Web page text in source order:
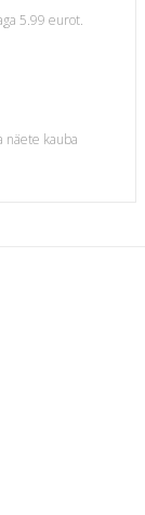
5.99 eurot.
näete kauba